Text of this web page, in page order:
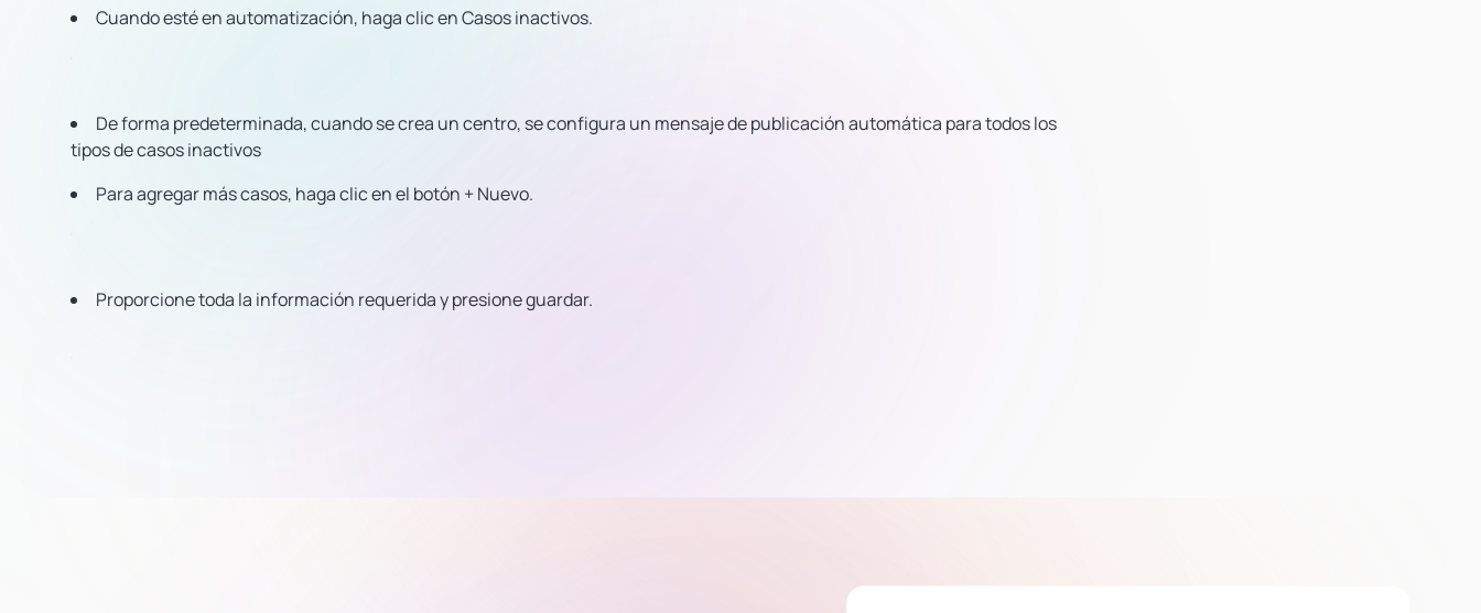
Cuando esté en automatización, haga clic en Casos inactivos.
De forma predeterminada, cuando se crea un centro, se configura un mensaje de publicación automática para todos los
tipos de casos inactivos
Para agregar más casos, haga clic en el botón + Nuevo.
Proporcione toda la información requerida y presione guardar.